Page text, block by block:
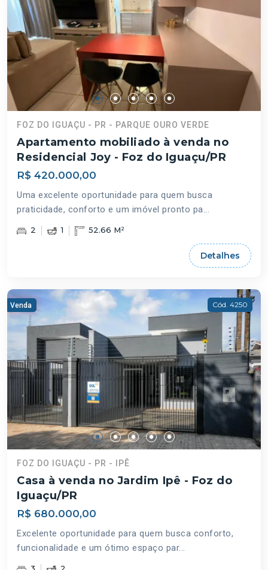
FOZ DO IGUAÇU - PR - PARQUE OURO VERDE
Apartamento mobiliado à venda no
Residencial Joy - Foz do Iguaçu/PR
R$ 420.000,00
Uma excelente oportunidade para quem busca
praticidade, conforto e um imóvel pronto pa...
2 1 52.66 M²
Detalhes
Venda Cód. 4250
FOZ DO IGUAÇU - PR - IPÊ
Casa à venda no Jardim Ipê - Foz do
Iguaçu/PR
R$ 680.000,00
Excelente oportunidade para quem busca conforto,
funcionalidade e um ótimo espaço par...